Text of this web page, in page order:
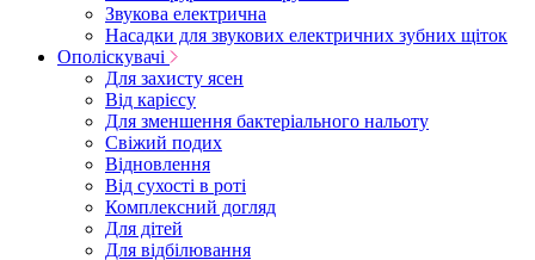
Звукова електрична
Насадки для звукових електричних зубних щіток
Ополіскувачі
Для захисту ясен
Від карієсу
Для зменшення бактеріального нальоту
Свіжий подих
Відновлення
Від сухості в роті
Комплексний догляд
Для дітей
Для відбілювання